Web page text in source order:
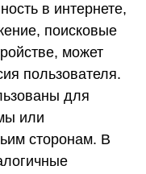
в интернете,
поисковые
может
пользователя.
для
или
сторонам. В